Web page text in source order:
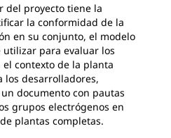
del proyecto tiene la
la conformidad de la
en su conjunto, el modelo
para evaluar los
contexto de la planta
los desarrolladores,
documento con pautas
grupos electrógenos en
plantas completas.